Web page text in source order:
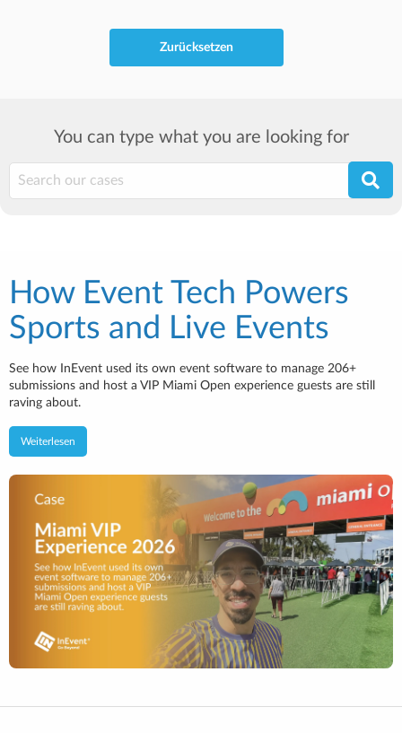
Zurücksetzen
You can type what you are looking for
How Event Tech Powers
Sports and Live Events
See how InEvent used its own event software to manage 206+
submissions and host a VIP Miami Open experience guests are still
raving about.
Weiterlesen